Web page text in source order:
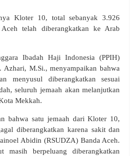
Kloter 10, total sebanyak 3.926
telah diberangkatkan ke Arab
Ibadah Haji Indonesia (PPIH)
Azhari, M.Si., menyampaikan bahwa
menyusul diberangkatkan sesuai
seluruh jemaah akan melanjutkan
Mekkah.
bahwa satu jemaah dari Kloter 10,
diberangkatkan karena sakit dan
Abidin (RSUDZA) Banda Aceh.
masih berpeluang diberangkatkan